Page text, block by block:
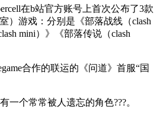
在b站官方账号上首次公布了3款
）游戏：分别是《部落战线（clash
mini）》《部落传说（clash
合作的联运的《问道》首服“国
一个常常被人遗忘的角色???。